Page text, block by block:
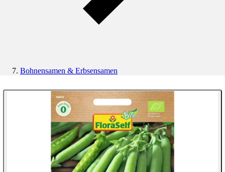
Bohnensamen & Erbsensamen